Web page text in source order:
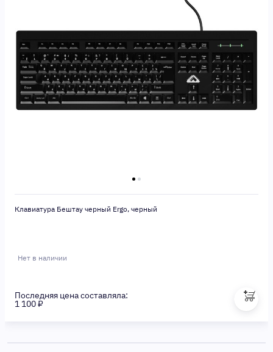
Клавиатура Бештау черный Ergo, черный
Нет в наличии
Последняя цена составляла:
1 100 ₽